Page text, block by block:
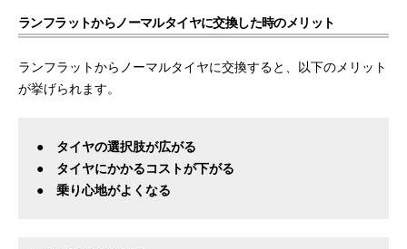
ランフラットからノーマルタイヤに交換した時のメリット
ランフラットからノーマルタイヤに交換すると、以下のメリット
が挙げられます。
● タイヤの選択肢が広がる
● タイヤにかかるコストが下がる
● 乗り心地がよくなる